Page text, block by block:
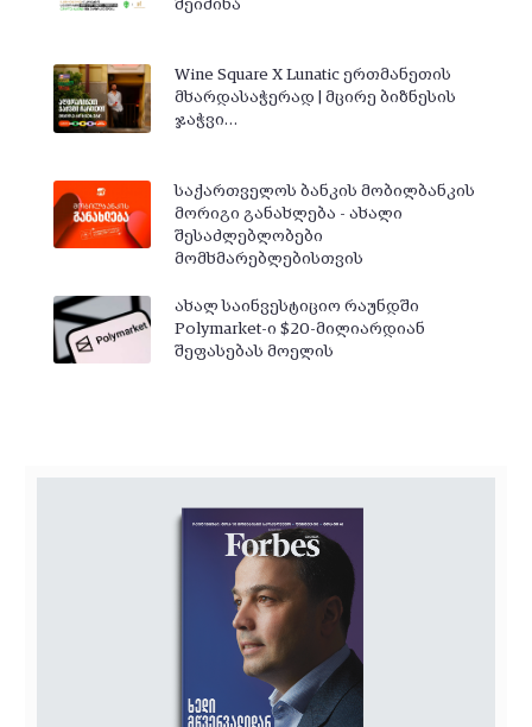
შეიძინა
Wine Square X Lunatic ერთმანეთის
მხარდასაჭერად | მცირე ბიზნესის
ჯაჭვი…
საქართველოს ბანკის მობილბანკის
მორიგი განახლება - ახალი
შესაძლებლობები
მომხმარებლებისთვის
ახალ საინვესტიციო რაუნდში
Polymarket-ი $20-მილიარდიან
შეფასებას მოელის